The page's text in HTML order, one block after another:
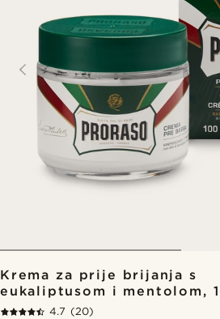
Krema za prije brijanja s
eukaliptusom i mentolom,
4.7 (20)